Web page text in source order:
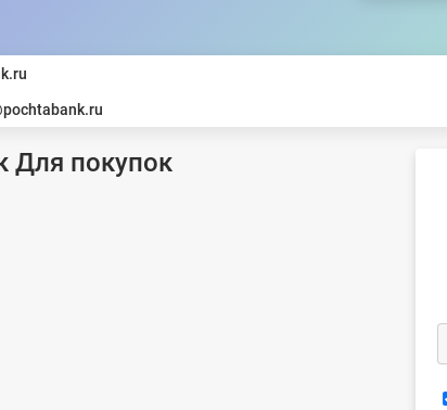
Для покупок